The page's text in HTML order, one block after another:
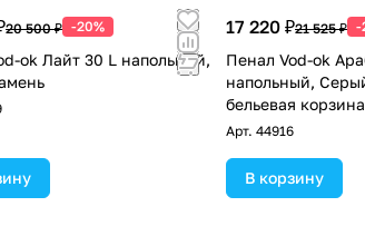
20 500 ₽ -20%
ok Лайт 30 L напольный,
17 220 ₽21 525 ₽ -
Пенал Vod-ok
напольный,
бельевая корзина
Арт. 44916
В корзину